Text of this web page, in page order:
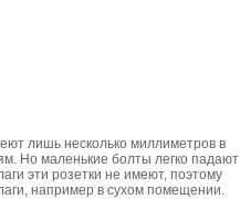
лишь несколько миллиметров в
Но маленькие болты легко падают
эти розетки не имеют, поэтому
например в сухом помещении.